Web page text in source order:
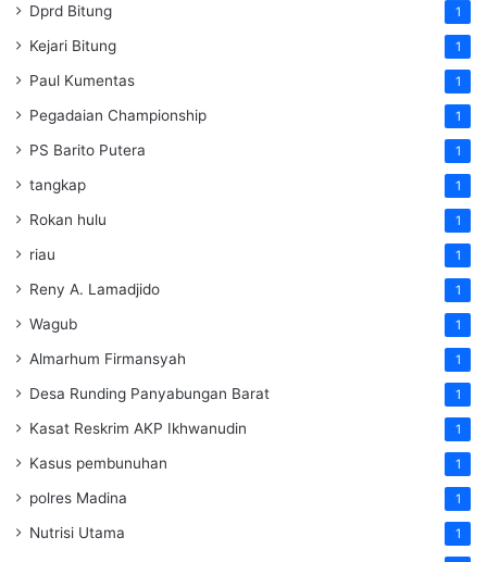
Dprd Bitung 1
Kejari Bitung 1
Paul Kumentas 1
Pegadaian Championship 1
PS Barito Putera 1
tangkap 1
Rokan hulu 1
riau 1
Reny A. Lamadjido 1
Wagub 1
Almarhum Firmansyah 1
Desa Runding Panyabungan Barat 1
Kasat Reskrim AKP Ikhwanudin 1
Kasus pembunuhan 1
polres Madina 1
Nutrisi Utama 1